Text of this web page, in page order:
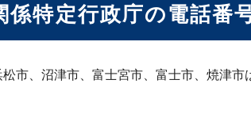
係特定行政庁の電話番
市、沼津市、富士宮市、富士市、焼津市